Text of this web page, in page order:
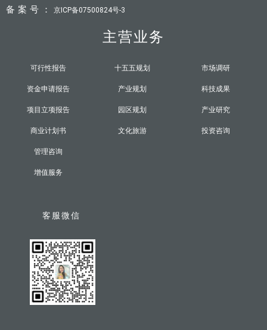
备案号： 京ICP备07500824号-3
主营业务
可行性报告
资金申请报告
项目立项报告
商业计划书
十五五规划
产业规划
园区规划
文化旅游
市场调研
科技成果
产业研究
投资咨询
管理咨询
增值服务
客服微信